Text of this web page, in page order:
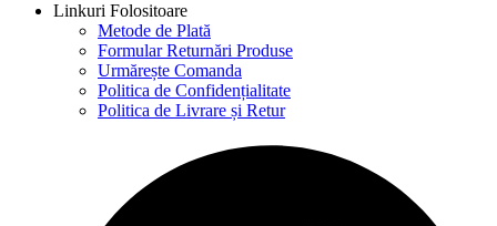
Linkuri Folositoare
Metode de Plată
Formular Returnări Produse
Urmărește Comanda
Politica de Confidențialitate
Politica de Livrare și Retur